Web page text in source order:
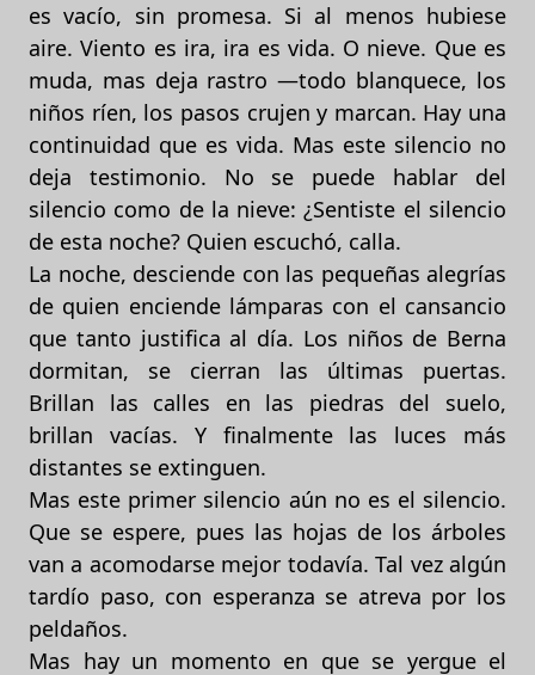
es vacío, sin promesa. Si al menos hubiese
aire. Viento es ira, ira es vida. O nieve. Que es
muda, mas deja rastro —todo blanquece, los
niños ríen, los pasos crujen y marcan. Hay una
continuidad que es vida. Mas este silencio no
deja testimonio. No se puede hablar del
silencio como de la nieve: ¿Sentiste el silencio
de esta noche? Quien escuchó, calla.
La noche, desciende con las pequeñas alegrías
de quien enciende lámparas con el cansancio
que tanto justifica al día. Los niños de Berna
dormitan, se cierran las últimas puertas.
Brillan las calles en las piedras del suelo,
brillan vacías. Y finalmente las luces más
distantes se extinguen.
Mas este primer silencio aún no es el silencio.
Que se espere, pues las hojas de los árboles
van a acomodarse mejor todavía. Tal vez algún
tardío paso, con esperanza se atreva por los
peldaños.
Mas hay un momento en que se yergue el